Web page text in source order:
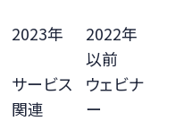
2023年
2022年
以前
サービス
関連
ウェビナ
ー